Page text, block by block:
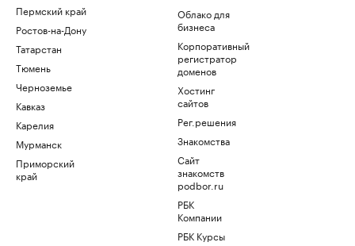
Пермский край
Ростов-на-Дону
Татарстан
Тюмень
Черноземье
Кавказ
Карелия
Мурманск
Приморский
край
Облако для
бизнеса
Корпоративный
регистратор
доменов
Хостинг
сайтов
Рег.решения
Знакомства
Сайт
знакомств
podbor.ru
РБК
Компании
РБК Курсы